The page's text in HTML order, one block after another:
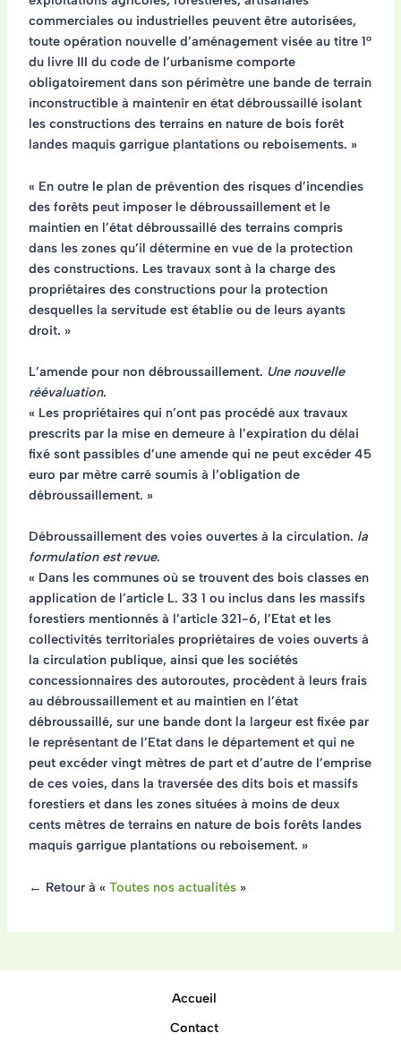
commerciales ou industrielles peuvent être autorisées,
toute opération nouvelle d’aménagement visée au titre 1°
du livre III du code de l’urbanisme comporte
obligatoirement dans son périmètre une bande de terrain
inconstructible à maintenir en état débroussaillé isolant
les constructions des terrains en nature de bois forêt
landes maquis garrigue plantations ou reboisements. »
« En outre le plan de prévention des risques d’incendies
des forêts peut imposer le débroussaillement et le
maintien en l’état débroussaillé des terrains compris
dans les zones qu’il détermine en vue de la protection
des constructions. Les travaux sont à la charge des
propriétaires des constructions pour la protection
desquelles la servitude est établie ou de leurs ayants
droit. »
L’amende pour non débroussaillement. Une nouvelle
réévaluation.
« Les propriétaires qui n’ont pas procédé aux travaux
prescrits par la mise en demeure à l’expiration du délai
fixé sont passibles d’une amende qui ne peut excéder 45
euro par mètre carré soumis à l’obligation de
débroussaillement. »
Débroussaillement des voies ouvertes à la circulation. la
formulation est revue.
« Dans les communes où se trouvent des bois classes en
application de l’article L. 33 1 ou inclus dans les massifs
forestiers mentionnés à l’article 321-6, l’Etat et les
collectivités territoriales propriétaires de voies ouverts à
la circulation publique, ainsi que les sociétés
concessionnaires des autoroutes, procèdent à leurs frais
au débroussaillement et au maintien en l’état
débroussaillé, sur une bande dont la largeur est fixée par
le représentant de l’Etat dans le département et qui ne
peut excéder vingt mètres de part et d’autre de l’emprise
de ces voies, dans la traversée des dits bois et massifs
forestiers et dans les zones situées à moins de deux
cents mètres de terrains en nature de bois forêts landes
maquis garrigue plantations ou reboisement. »
← Retour à « Toutes nos actualités»
Accueil
Contact